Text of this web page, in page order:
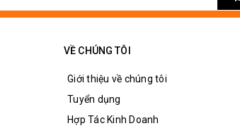
VỀ CHÚNG TÔI
Giới thiệu về chúng tôi
Tuyển dụng
Hợp Tác Kinh Doanh